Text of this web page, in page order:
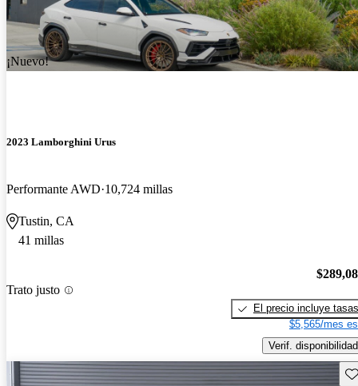
¡Nuevo!
2023 Lamborghini Urus
Performante AWD 10,724 millas
Tustin, CA
41 millas
Trato justo
El precio incluye tasas
$5,565/mes
Verif. disponibilidad